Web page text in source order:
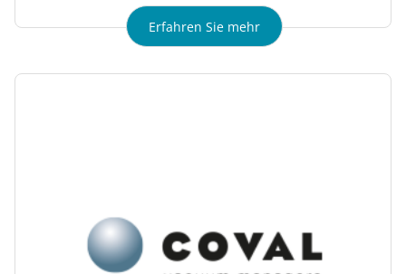
Erfahren Sie mehr